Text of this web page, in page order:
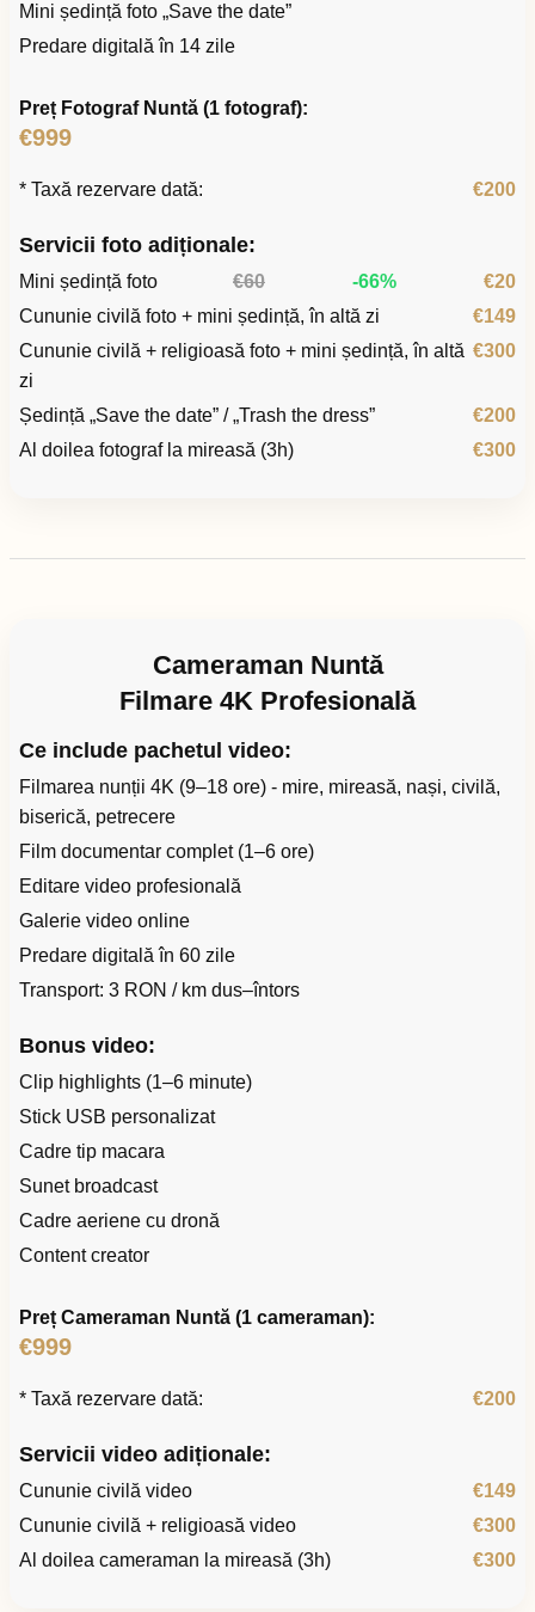
Mini ședință foto „Save the date”
Predare digitală în 14 zile
Preț Fotograf Nuntă (1 fotograf):
€999
* Taxă rezervare dată: €200
Servicii foto adiționale:
Mini ședință foto €60 -66%
€20
Cununie civilă foto + mini ședință, în altă zi
€149
Cununie civilă + religioasă foto + mini ședință, în altă
zi
€300
Ședință „Save the date” / „Trash the dress”
€200
Al doilea fotograf la mireasă (3h)
€300
Cameraman Nuntă
Filmare 4K Profesională
Ce include pachetul video:
Filmarea nunții 4K (9–18 ore) - mire, mireasă, nași, civilă,
biserică, petrecere
Film documentar complet (1–6 ore)
Editare video profesională
Galerie video online
Predare digitală în 60 zile
Transport: 3 RON / km dus–întors
Bonus video:
Clip highlights (1–6 minute)
Stick USB personalizat
Cadre tip macara
Sunet broadcast
Cadre aeriene cu dronă
Content creator
Preț Cameraman Nuntă (1 cameraman):
€999
* Taxă rezervare dată: €200
Servicii video adiționale:
Cununie civilă video
€149
Cununie civilă + religioasă video
€300
Al doilea cameraman la mireasă (3h)
€300